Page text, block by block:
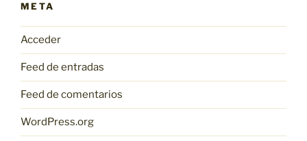
META
Acceder
Feed de entradas
Feed de comentarios
WordPress.org